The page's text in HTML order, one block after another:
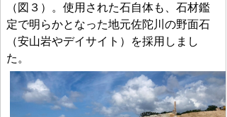
（図３）。使用された石自体も、石材鑑
定で明らかとなった地元佐陀川の野面石
（安山岩やデイサイト）を採用しまし
た。